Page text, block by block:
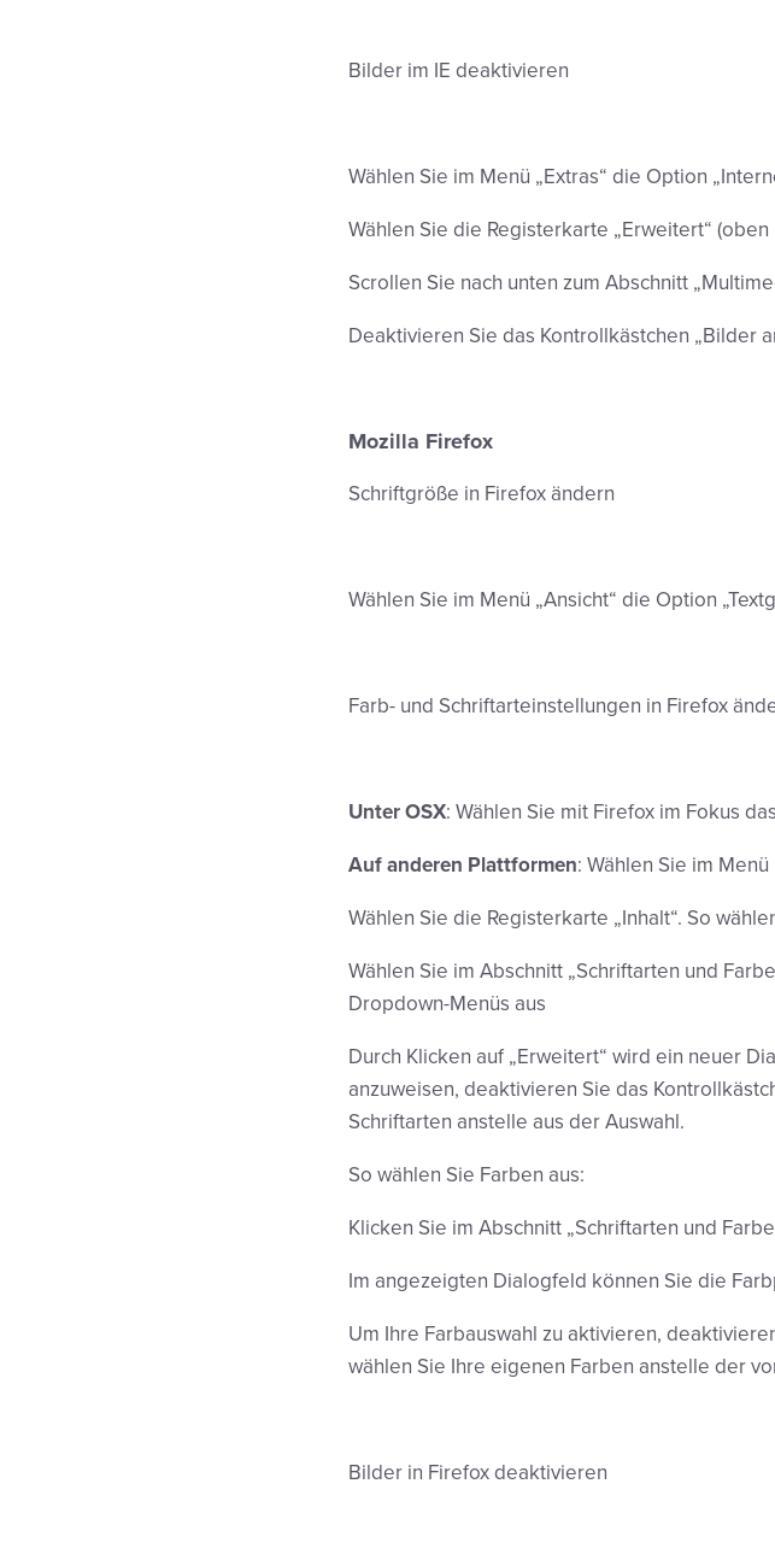
Bilder im IE deaktivieren
Wählen Sie im Menü „Extras“ die Option
Wählen Sie die Registerkarte „Erweitert“ (oben
Scrollen Sie nach unten zum Abschnitt
Deaktivieren Sie das Kontrollkästchen „Bilder
Mozilla Firefox
Schriftgröße in Firefox ändern
Wählen Sie im Menü „Ansicht“ die Option
Farb- und Schriftarteinstellungen in Firefox
Unter OSX: Wählen Sie mit Firefox im Fokus
Auf anderen Plattformen: Wählen Sie im
Wählen Sie die Registerkarte „Inhalt“. So
Wählen Sie im Abschnitt „Schriftarten und
Dropdown-Menüs aus
Durch Klicken auf „Erweitert“ wird ein neuer
anzuweisen, deaktivieren Sie das
Schriftarten anstelle aus der Auswahl.
So wählen Sie Farben aus:
Klicken Sie im Abschnitt „Schriftarten und
Im angezeigten Dialogfeld können Sie die
Um Ihre Farbauswahl zu aktivieren,
wählen Sie Ihre eigenen Farben anstelle der
Bilder in Firefox deaktivieren